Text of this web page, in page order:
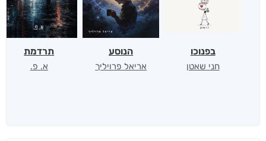
בפנוכו
חני שאטן
הנוסע
אריאל פרויליך
תרדמת
א. פ.